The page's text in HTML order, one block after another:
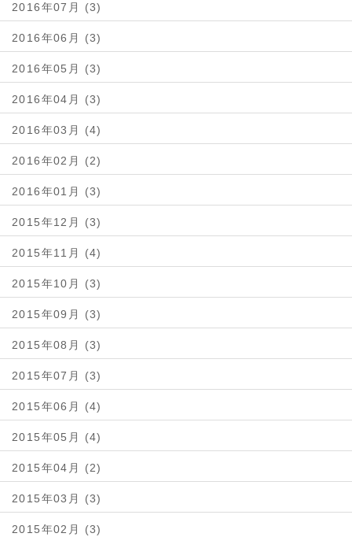
2016年07月 (3)
2016年06月 (3)
2016年05月 (3)
2016年04月 (3)
2016年03月 (4)
2016年02月 (2)
2016年01月 (3)
2015年12月 (3)
2015年11月 (4)
2015年10月 (3)
2015年09月 (3)
2015年08月 (3)
2015年07月 (3)
2015年06月 (4)
2015年05月 (4)
2015年04月 (2)
2015年03月 (3)
2015年02月 (3)